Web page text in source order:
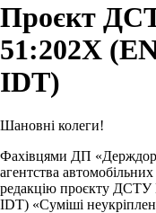
Проєкт
51:202Х
IDT)
Шановні колеги!
Фахівцями ДП
агентства
редакцію проєкту ДСТУ
IDT) «Суміші